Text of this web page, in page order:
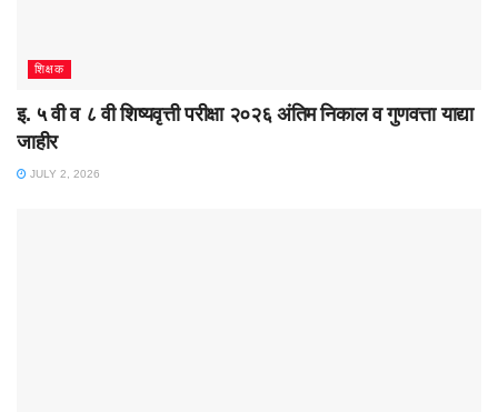
शिक्षक
इ. ५ वी व ८ वी शिष्यवृत्ती परीक्षा २०२६ अंतिम निकाल व गुणवत्ता याद्या
जाहीर
JULY 2, 2026